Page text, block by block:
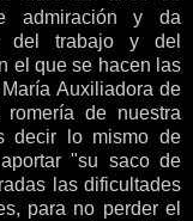
admiración y da
del trabajo y del
el que se hacen las
Auxiliadora de
de nuestra
decir lo mismo de
"su saco de
las dificultades
para no perder el